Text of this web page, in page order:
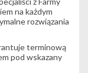
na każdym
rozwiązania
terminową
pod wskazany